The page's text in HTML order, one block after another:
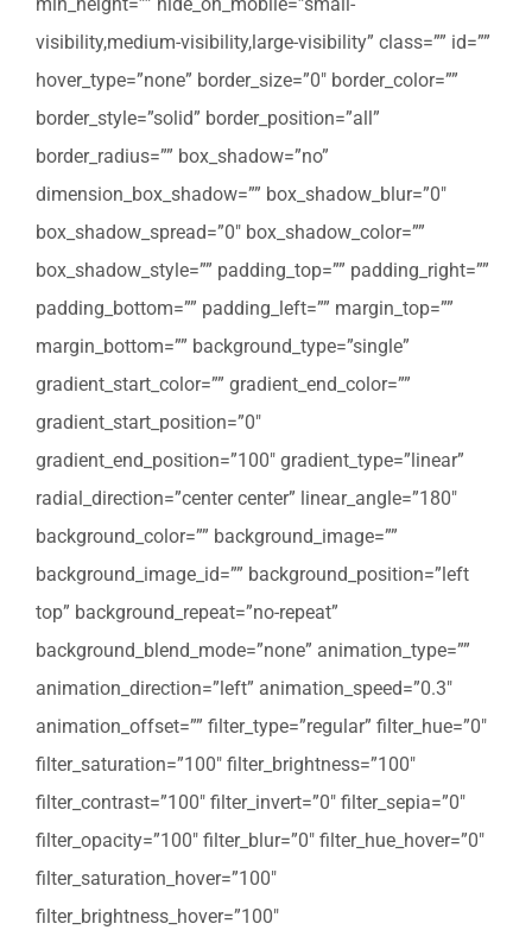
visibility,medium-visibility,large-visibility” class=”” id=””
hover_type=”none” border_size=”0″ border_color=””
border_style=”solid” border_position=”all”
border_radius=”” box_shadow=”no”
dimension_box_shadow=”” box_shadow_blur=”0″
box_shadow_spread=”0″ box_shadow_color=””
box_shadow_style=”” padding_top=”” padding_right=””
padding_bottom=”” padding_left=”” margin_top=””
margin_bottom=”” background_type=”single”
gradient_start_color=”” gradient_end_color=””
gradient_start_position=”0″
gradient_end_position=”100″ gradient_type=”linear”
radial_direction=”center center” linear_angle=”180″
background_color=”” background_image=””
background_image_id=”” background_position=”left
top” background_repeat=”no-repeat”
background_blend_mode=”none” animation_type=””
animation_direction=”left” animation_speed=”0.3″
animation_offset=”” filter_type=”regular” filter_hue=”0″
filter_saturation=”100″ filter_brightness=”100″
filter_contrast=”100″ filter_invert=”0″ filter_sepia=”0″
filter_opacity=”100″ filter_blur=”0″ filter_hue_hover=”0″
filter_saturation_hover=”100″
filter_brightness_hover=”100″